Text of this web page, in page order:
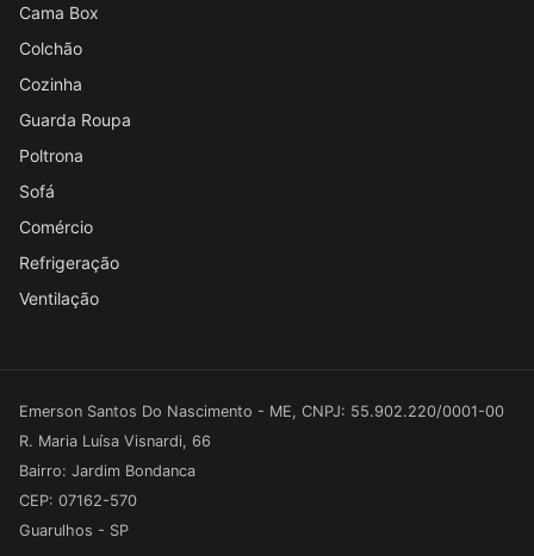
Cama Box
Colchão
Cozinha
Guarda Roupa
Poltrona
Sofá
Comércio
Refrigeração
Ventilação
Emerson Santos Do Nascimento - ME, CNPJ: 55.902.220/0001-00
R. Maria Luísa Visnardi, 66
Bairro: Jardim Bondanca
CEP: 07162-570
Guarulhos - SP